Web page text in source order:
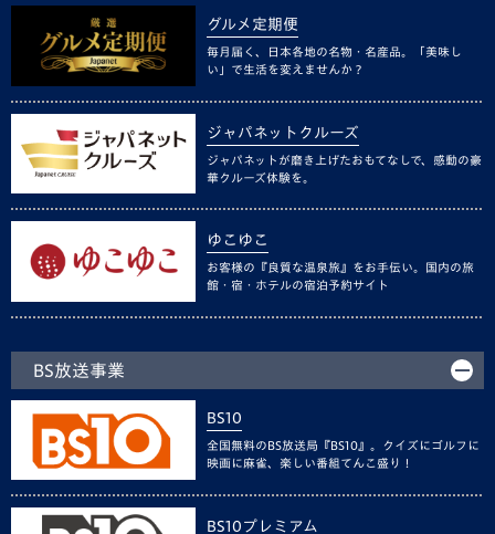
グルメ定期便
毎月届く、日本各地の名物・名産品。「美味し
い」で生活を変えませんか？
ジャパネットクルーズ
ジャパネットが磨き上げたおもてなしで、感動の豪
華クルーズ体験を。
ゆこゆこ
お客様の『良質な温泉旅』をお手伝い。国内の旅
館・宿・ホテルの宿泊予約サイト
BS放送事業
BS10
全国無料のBS放送局『BS10』。クイズにゴルフに
映画に麻雀、楽しい番組てんこ盛り！
BS10プレミアム